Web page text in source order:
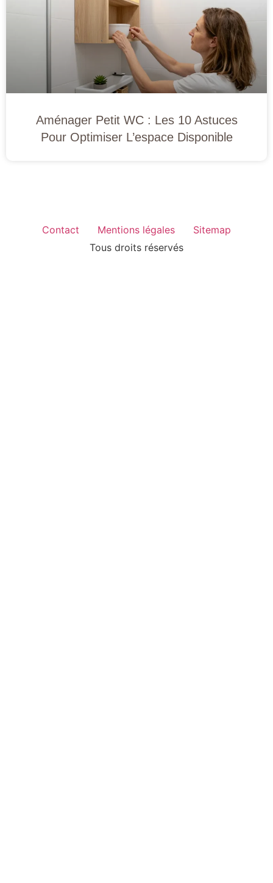
Aménager Petit WC : Les 10 Astuces
Pour Optimiser L’espace Disponible
Contact Mentions légales
Sitemap
Tous droits réservés